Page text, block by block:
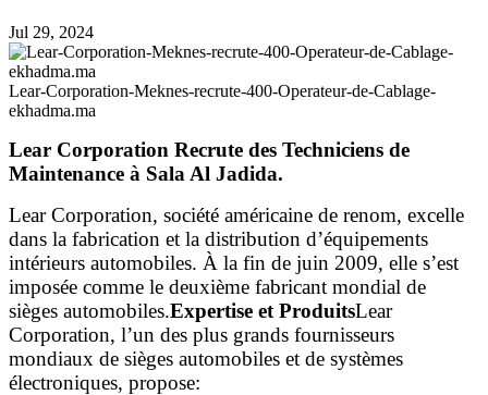
Jul 29, 2024
Lear-Corporation-Meknes-recrute-400-Operateur-de-Cablage-
ekhadma.ma
Lear Corporation Recrute des Techniciens de
Maintenance à Sala Al Jadida.
Lear Corporation, société américaine de renom, excelle
dans la fabrication et la distribution d’équipements
intérieurs automobiles. À la fin de juin 2009, elle s’est
imposée comme le deuxième fabricant mondial de
sièges automobiles.Expertise et ProduitsLear
Corporation, l’un des plus grands fournisseurs
mondiaux de sièges automobiles et de systèmes
électroniques, propose: